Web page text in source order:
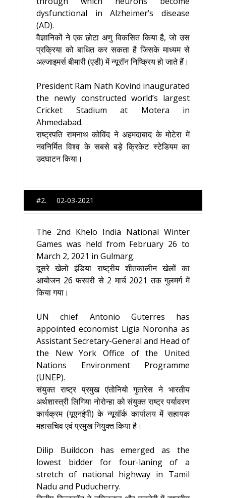
dysfunctional in Alzheimer’s disease
(AD).
वैज्ञानिकों ने एक छोटा अणु विकसित किया है, जो उस
प्रक्रिया को बाधित कर सकता है जिसके माध्यम से
अल्जाइमर्स बीमारी (एडी) में न्यूरॉन निष्क्रिय हो जाते हैं।
President Ram Nath Kovind inaugurated
the newly constructed world’s largest
Cricket Stadium at Motera in
Ahmedabad.
राष्‍ट्रपति रामनाथ कोविंद ने अहमदाबाद‍ के मोटेरा में
नवनिर्मित विश्‍व के सबसे बड़े क्रिकेट स्‍टेडियम का
उदघाटन किया।
#2. 02-03-2021
The 2nd Khelo India National Winter
Games was held from February 26 to
March 2, 2021 in Gulmarg.
दूसरे खेलो इंडिया राष्ट्रीय शीतकालीन खेलों का
आयोजन 26 फरवरी से 2 मार्च 2021 तक गुलमर्ग में
किया गया।
UN chief Antonio Guterres has
appointed economist Ligia Noronha as
Assistant Secretary-General and Head of
the New York Office of the United
Nations Environment Programme
(UNEP).
संयुक्त राष्ट्र प्रमुख एंतोनियो गुतारेस ने भारतीय
अर्थशास्त्री लिगिया नोरोन्हा को संयुक्त राष्ट्र पर्यावरण
कार्यक्रम (यूएनईपी) के न्यूयॉर्क कार्यालय में सहायक
महासचिव एवं प्रमुख नियुक्त किया है।
Dilip Buildcon has emerged as the
lowest bidder for four-laning of a
stretch of national highway in Tamil
Nadu and Puducherry.